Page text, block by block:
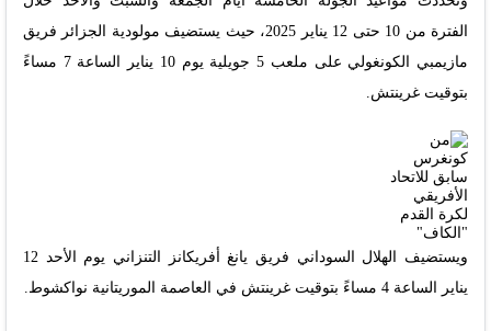
الفترة من 10 حتى 12 يناير 2025، حيث يستضيف مولودية الجزائر فريق
مازيمبي الكونغولي على ملعب 5 جويلية يوم 10 يناير الساعة 7 مساءً
بتوقيت غرينتش.
ويستضيف الهلال السوداني فريق يانغ أفريكانز التنزاني يوم الأحد 12
يناير الساعة 4 مساءً بتوقيت غرينتش في العاصمة الموريتانية نواكشوط.